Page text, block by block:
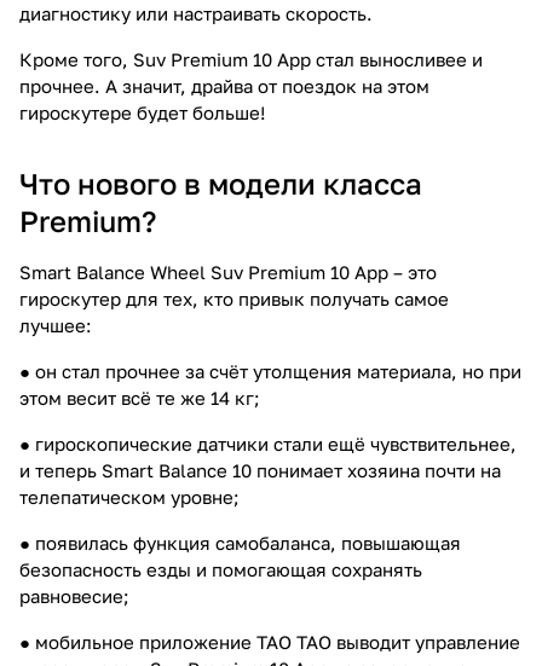
диагностику или настраивать скорость.
Кроме того, Suv Premium 10 App стал выносливее и
прочнее. А значит, драйва от поездок на этом
гироскутере будет больше!
Что нового в модели класса
Premium?
Smart Balance Wheel Suv Premium 10 App – это
гироскутер для тех, кто привык получать самое
лучшее:
● он стал прочнее за счёт утолщения материала, но при
этом весит всё те же 14 кг;
● гироскопические датчики стали ещё чувствительнее,
и теперь Smart Balance 10 понимает хозяина почти на
телепатическом уровне;
● появилась функция самобаланса, повышающая
безопасность езды и помогающая сохранять
равновесие;
● мобильное приложение TAO TAO выводит управление